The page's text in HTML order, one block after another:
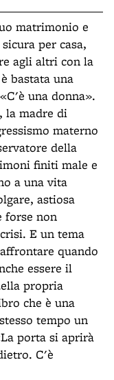
matrimonio e
per casa,
agli altri con la
bastata una
una donna».
la madre di
materno
della
finiti male e
a una vita
astiosa
forse non
E un tema
quando
essere il
propria
che è una
tempo un
porta si aprirà
C'è